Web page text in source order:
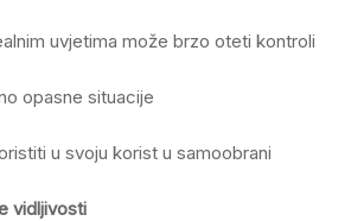
uvjetima može brzo oteti kontroli
opasne situacije
u svoju korist u samoobrani
vidljivosti